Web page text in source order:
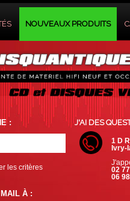
NOUVEAUX PRODUITS
:
les critères
J'AI DES
1 D
Ivry-
02
06
À :